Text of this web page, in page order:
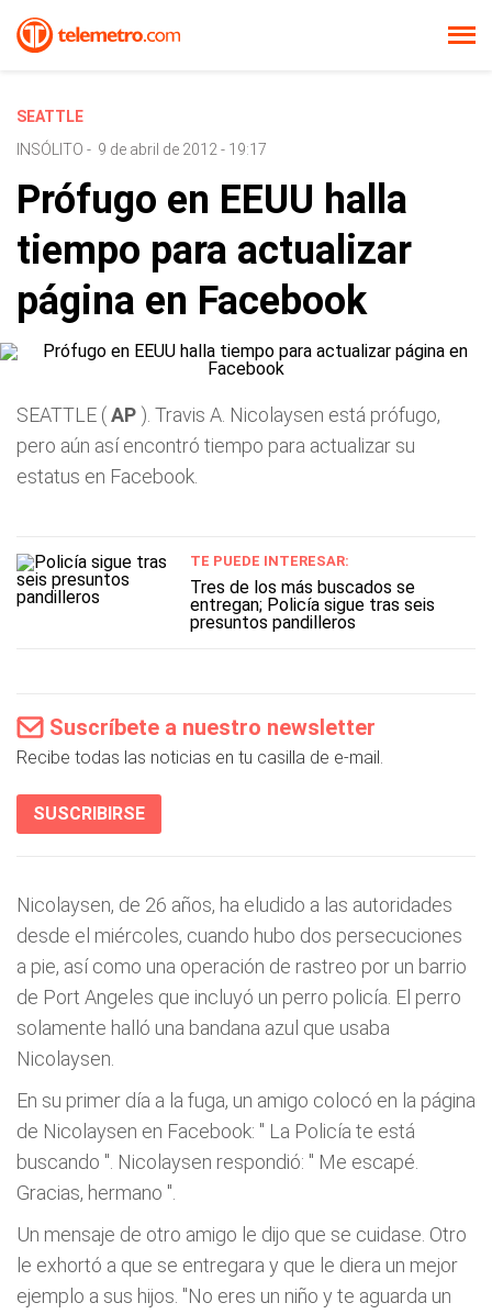
SEATTLE
INSÓLITO - 9 de abril de 2012 - 19:17
Prófugo en EEUU halla
tiempo para actualizar
página en Facebook
SEATTLE (AP ). Travis A. Nicolaysen está prófugo,
pero aún así encontró tiempo para actualizar su
estatus en Facebook.
TE PUEDE INTERESAR:
Tres de los más buscados se
entregan; Policía sigue tras seis
presuntos pandilleros
Suscríbete a nuestro newsletter
Recibe todas las noticias en tu casilla de e-mail.
SUSCRIBIRSE
Nicolaysen, de 26 años, ha eludido a las autoridades
desde el miércoles, cuando hubo dos persecuciones
a pie, así como una operación de rastreo por un barrio
de Port Angeles que incluyó un perro policía. El perro
solamente halló una bandana azul que usaba
Nicolaysen.
En su primer día a la fuga, un amigo colocó en la página
de Nicolaysen en Facebook: " La Policía te está
buscando ". Nicolaysen respondió: " Me escapé.
Gracias, hermano ".
Un mensaje de otro amigo le dijo que se cuidase. Otro
le exhortó a que se entregara y que le diera un mejor
ejemplo a sus hijos. "No eres un niño y te aguarda un